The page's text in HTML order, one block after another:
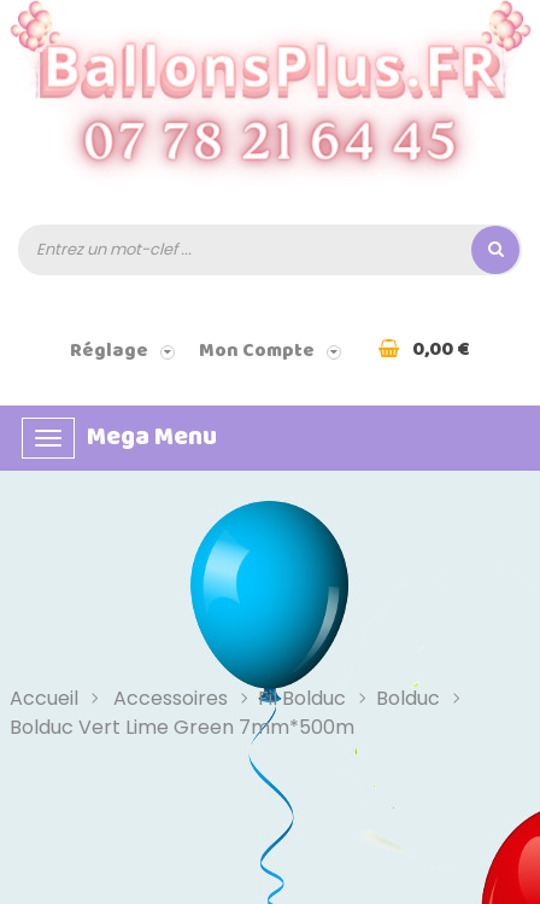
Réglage Mon Compte 0,00 €
Basculer
la
Mega Menu
Accueil Accessoires Fil Bolduc
Bolduc
Bolduc Vert Lime Green 7mm*500m